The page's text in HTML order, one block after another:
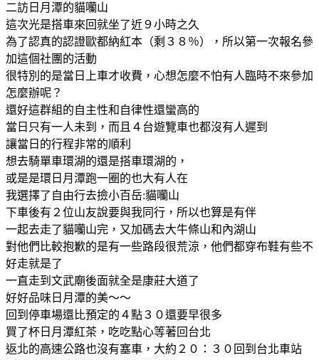
二訪日月潭的貓囒山
這次光是搭車來回就坐了近９小時之久
為了認真的認證歐都納紅本（剩３８％），所以第一次報名參
加這個社團的活動
很特別的是當日上車才收費，心想怎麼不怕有人臨時不來參加
怎麼辦呢？
還好這群組的自主性和自律性還蠻高的
當日只有一人未到，而且４台遊覽車也都沒有人遲到
讓當日的行程非常的順利
想去騎單車環湖的還是搭車環湖的，
或是是環日月潭跑一圈的也大有人在
我選擇了自由行去撿小百岳:貓囒山
下車後有２位山友說要與我同行，所以也算是有伴
一起去走了貓囒山完，又加碼去大牛條山和內湖山
對他們比較抱歉的是有一些路段很荒涼，他們都穿布鞋有些不
好走就是了
一直走到文武廟後面就全是康莊大道了
好好品味日月潭的美～～
回到停車場還比預定的４點３０還要早很多
買了杯日月潭紅茶，吃吃點心等著回台北
返北的高速公路也沒有塞車，大約２０：３０回到台北車站